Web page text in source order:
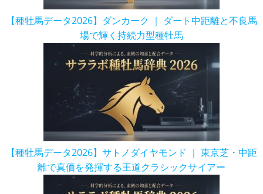
【種牡馬データ2026】ダンカーク ｜ ダート中距離と不良馬
場で輝く持続力型種牡馬
【種牡馬データ2026】サトノダイヤモンド ｜ 東京芝・中距
離で真価を発揮する王道クラシックサイアー